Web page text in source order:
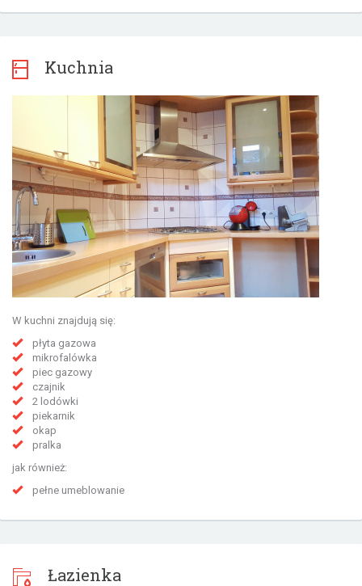
Kuchnia
W kuchni znajdują się:
płyta gazowa
mikrofalówka
piec gazowy
czajnik
2 lodówki
piekarnik
okap
pralka
jak również:
pełne umeblowanie
Łazienka